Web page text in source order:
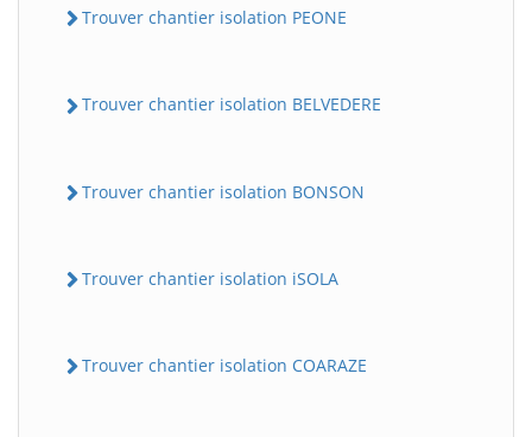
Trouver chantier isolation PEONE
Trouver chantier isolation BELVEDERE
Trouver chantier isolation BONSON
Trouver chantier isolation iSOLA
Trouver chantier isolation COARAZE